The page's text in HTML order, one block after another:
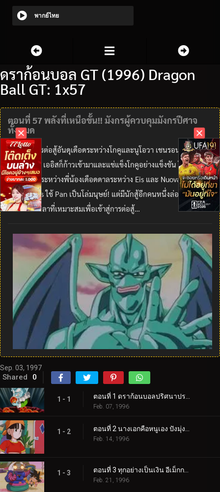
พากย์ไทย
ดราก้อนบอล GT (1996) Dragon
Ball GT: 1x57
ตอนที่ 57 พลังที่เหนือขั้น!! มังกรผู้ควบคุมมังกรปีศาจ
ทั้งหมด
หลังจากการต่อสู้อันดุเดือดระหว่างโกคูและนูโอวา เชนรอน มังกร 3
ดาวเจ้าเล่ห์ เออิสก็ก้าวเข้ามาและแช่แข็งโกคูอย่างแข็งขัน ในขณะที่
การแข่งขันระหว่างพี่น้องเดือดดาลระหว่าง Eis และ Nuova โกคูก็โต้
กลับเมื่อ Eis ใช้ Pan เป็นโล่มนุษย์! แต่มีนักสู้อีกคนหนึ่งล่ออยู่ใน
เงามืด รอเวลาที่เหมาะสมเพื่อเข้าสู่การต่อสู้…
Sep. 03, 1997
Shared 0
1 - 1
Feb. 07, 1996
1 - 2 ตอนที่ 2 นางเอกคือหนูเอง ปังมุ่งสู่อวกาศ
Feb. 14, 1996
1 - 3
Feb. 21, 1996